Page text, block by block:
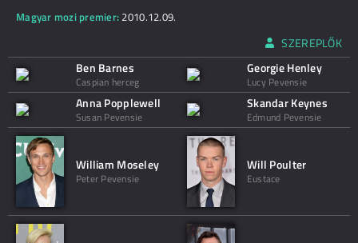
Magyar mozi premier: 2010.12.09.
SZEREPLŐK
Ben Barnes
Caspian herceg
Georgie Henley
Lucy Pevensie
Anna Popplewell
Susan Pevensie
Skandar Keynes
Edmund Pevensie
William Moseley
Peter Pevensie
Will Poulter
Eustace